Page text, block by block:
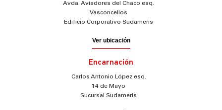
Avda. Aviadores del Chaco esq.
Vasconcellos
Edificio Corporativo Sudameris
Ver ubicación
Encarnación
Carlos Antonio López esq.
14 de Mayo
Sucursal Sudameris